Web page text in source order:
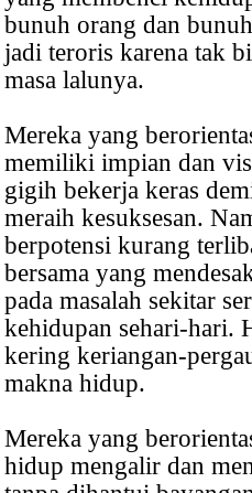
bunuh orang dan
jadi teroris karena tak
masa lalunya.
Mereka yang
memiliki impian dan
gigih bekerja keras
meraih kesuksesan.
berpotensi kurang
bersama yang
pada masalah sekitar
kehidupan sehari-hari.
kering keriangan-
makna hidup.
Mereka yang
hidup mengalir dan